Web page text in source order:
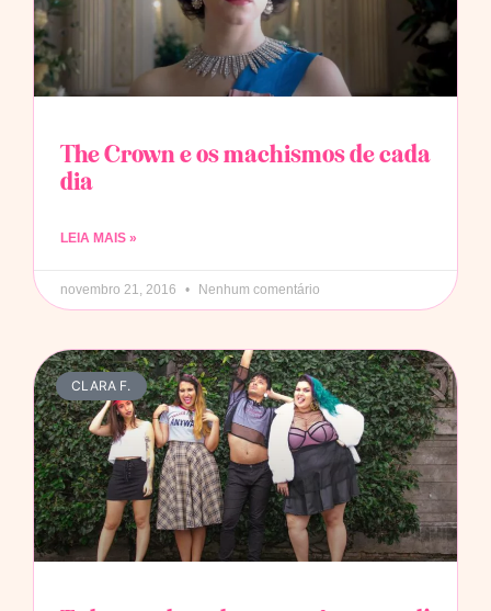
The Crown e os machismos de cada
dia
LEIA MAIS »
novembro 21, 2016 Nenhum comentário
CLARA F.